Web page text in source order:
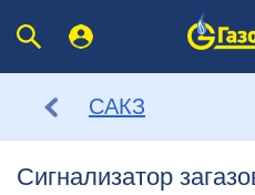
САКЗ
Сигнализатор